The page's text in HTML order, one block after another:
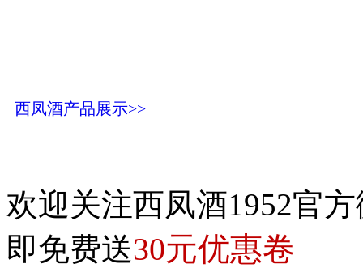
西凤酒产品展示>>
欢迎关注西凤酒1952官
即免费送30元优惠卷